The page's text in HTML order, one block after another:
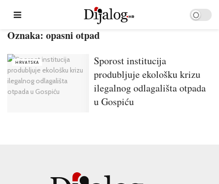
Oznaka: opasni otpad
HRVATSKA
Sporost institucija
produbljuje ekološku krizu
ilegalnog odlagališta otpada
u Gospiću